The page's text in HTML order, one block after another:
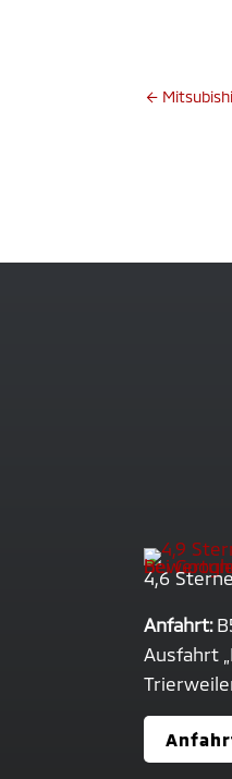
←
4,6
Anfahrt:
Ausfahrt